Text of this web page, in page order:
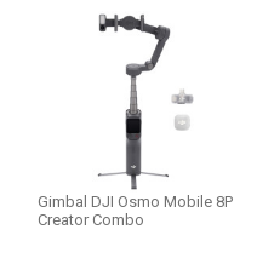
Gimbal DJI Osmo Mobile 8P
Creator Combo